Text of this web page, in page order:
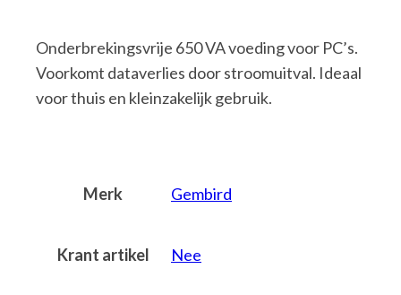
Onderbrekingsvrije 650 VA voeding voor PC’s.
Voorkomt dataverlies door stroomuitval. Ideaal
voor thuis en kleinzakelijk gebruik.
Merk Gembird
Krant artikel Nee